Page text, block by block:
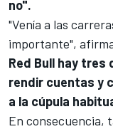
no".
"Venía a las
importante",
Red Bull hay tres
rendir cuentas y
a la cúpula
En consecuencia,